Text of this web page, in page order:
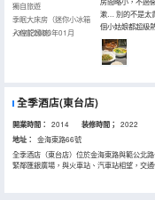
獨自旅遊
季眠大床房（迷你小冰箱
+3M記憶枕）
入住於2026年01月
漱… 別的不是太
全季酒店(東台店)
開業時間： 2014 装修時間； 2022
地址：
金海東路66號
全季酒店（東台店）位於金海東路與範公北
緊鄰匯銀廣場，與火車站、汽車站相望，交
帶，區位優越，距離火車站2.5公里，距離
在勞累的旅途後盡享舒適、私密與愜意，氣